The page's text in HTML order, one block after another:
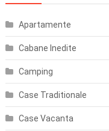
Apartamente
Cabane Inedite
Camping
Case Traditionale
Case Vacanta